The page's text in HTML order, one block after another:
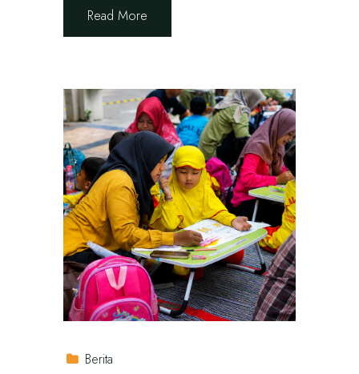
Read More
Berita